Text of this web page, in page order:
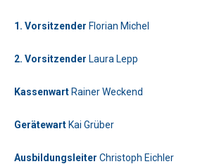
1. Vorsitzender Florian Michel
2. Vorsitzender Laura Lepp
KassenwartRainer Weckend
GerätewartKai Grüber
Ausbildungsleiter Christoph Eichler